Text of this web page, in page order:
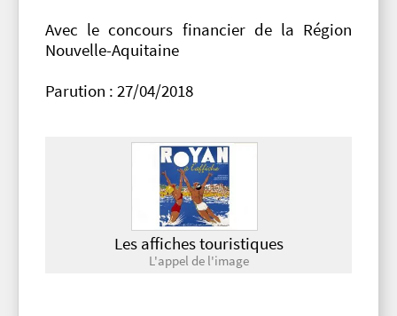
Avec le concours financier de la Région
Nouvelle-Aquitaine
Parution : 27/04/2018
Les affiches touristiques
L'appel de l'image